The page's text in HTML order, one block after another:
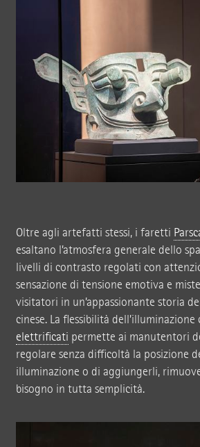
Oltre agli artefatti stessi, i faretti
esaltano l’atmosfera generale dello
livelli di contrasto regolati con
sensazione di tensione emotiva e
visitatori in un’appassionante storia
cinese. La flessibilità dell’illuminazione
elettrificati permette ai manutentori
regolare senza difficoltà la posizione
illuminazione o di aggiungerli,
bisogno in tutta semplicità.